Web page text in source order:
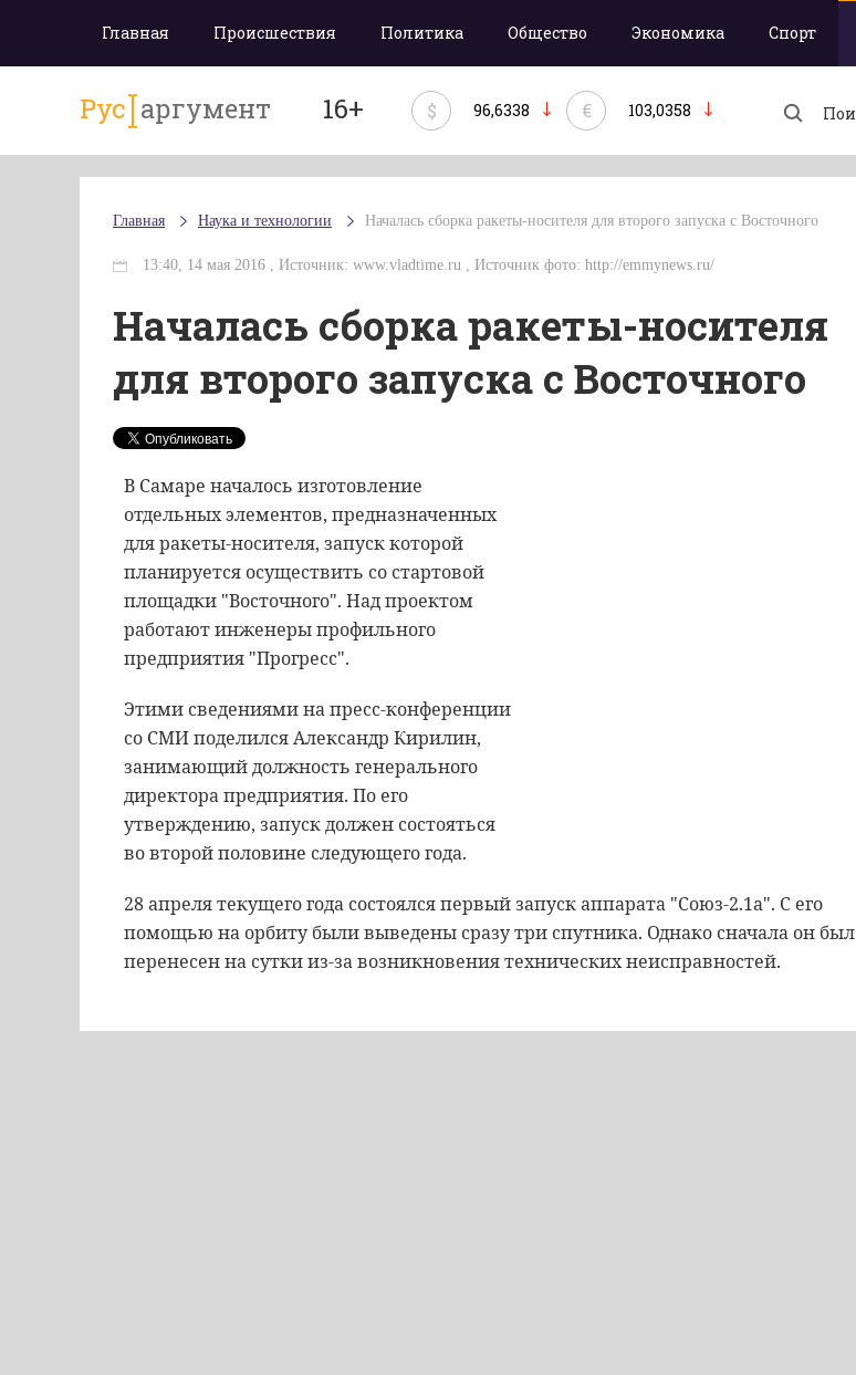
Главная Происшествия Политика Общество Экономика Спорт
Рус аргумент 16+ $ 96,6338 € 103,0358
Главная Наука и технологии Началась сборка ракеты-носителя для второго запуска с Восточного
13:40, 14 мая 2016 , Источник: www.vladtime.ru , Источник фото: http://emmynews.ru/
Началась сборка ракеты-носителя
для второго запуска с Восточного
В Самаре началось изготовление
отдельных элементов, предназначенных
для ракеты-носителя, запуск которой
планируется осуществить со стартовой
площадки "Восточного". Над проектом
работают инженеры профильного
предприятия "Прогресс".
Этими сведениями на пресс-конференции
со СМИ поделился Александр Кирилин,
занимающий должность генерального
директора предприятия. По его
утверждению, запуск должен состояться
во второй половине следующего года.
28 апреля текущего года состоялся первый запуск аппарата "Союз-2.1а". С его
помощью на орбиту были выведены сразу три спутника. Однако сначала он был
перенесен на сутки из-за возникновения технических неисправностей.